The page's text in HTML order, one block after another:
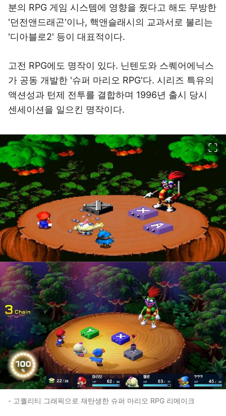
분의 RPG 게임 시스템에 영향을 줬다고 해도 무방한
'던전앤드래곤'이나, 핵앤슬래시의 교과서로 불리는
'디아블로2' 등이 대표적이다.
고전 RPG에도 명작이 있다. 닌텐도와 스퀘어에닉스
가 공동 개발한 '슈퍼 마리오 RPG'다. 시리즈 특유의
액션성과 턴제 전투를 결합하며 1996년 출시 당시
센세이션을 일으킨 명작이다.
- 고퀄리티 그래픽으로 재탄생한 슈퍼 마리오 RPG 리메이크